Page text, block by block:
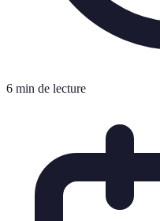
6 min de lecture